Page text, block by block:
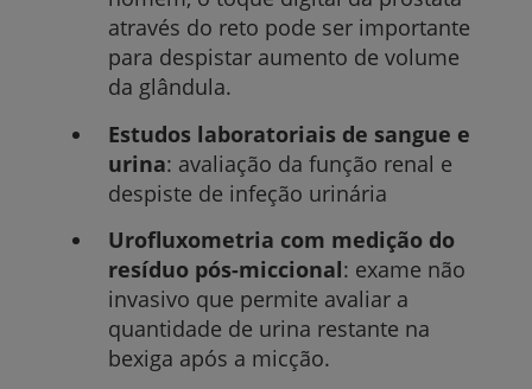
através do reto pode ser importante
para despistar aumento de volume
da glândula.
Estudos laboratoriais de sangue e
urina: avaliação da função renal e
despiste de infeção urinária
Urofluxometria com medição do
resíduo pós-miccional: exame não
invasivo que permite avaliar a
quantidade de urina restante na
bexiga após a micção.